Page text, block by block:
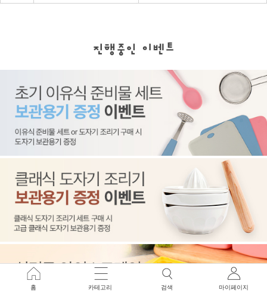
홈 카테고리 검색 마이페이지